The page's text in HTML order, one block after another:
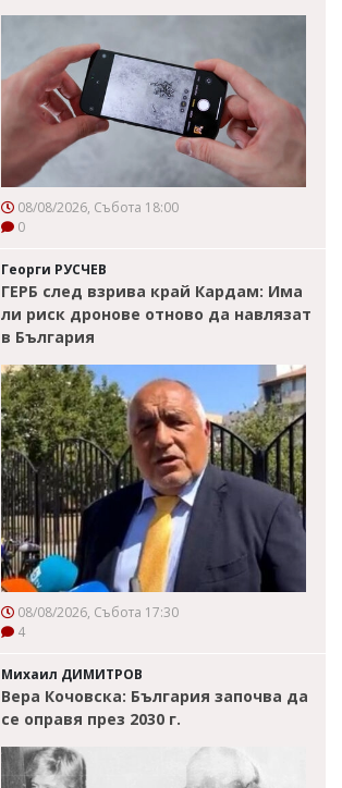
08/08/2026, Събота 18:00
0
Георги РУСЧЕВ
ГЕРБ след взрива край Кардам: Има
ли риск дронове отново да навлязат
в България
08/08/2026, Събота 17:30
4
Михаил ДИМИТРОВ
Вера Кочовска: България започва да
се оправя през 2030 г.